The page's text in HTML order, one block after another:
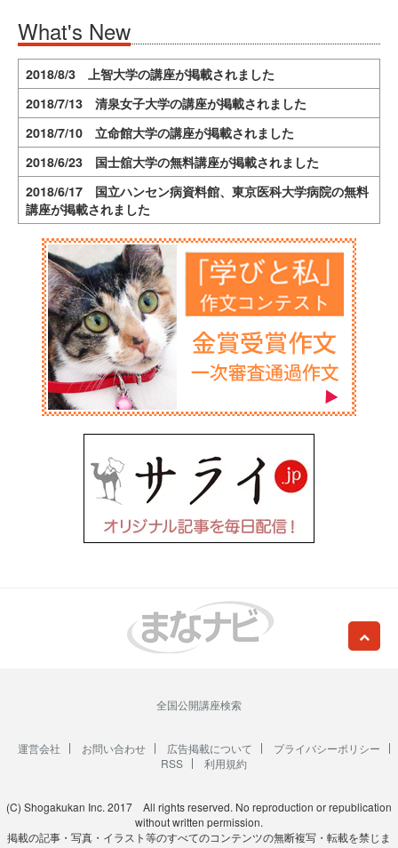
What's New
2018/8/3 上智大学の講座が掲載されました
2018/7/13 清泉女子大学の講座が掲載されました
2018/7/10 立命館大学の講座が掲載されました
2018/6/23 国士舘大学の無料講座が掲載されました
2018/6/17 国立ハンセン病資料館、東京医科大学病院の無料
講座が掲載されました
全国公開講座検索
運営会社 お問い合わせ 広告掲載について
プライバシーポリシー
RSS
利用規約
(C) Shogakukan Inc. 2017 All rights reserved. No reproduction or republication
without written permission.
掲載の記事・写真・イラスト等のすべてのコンテンツの無断複写・転載を禁じま